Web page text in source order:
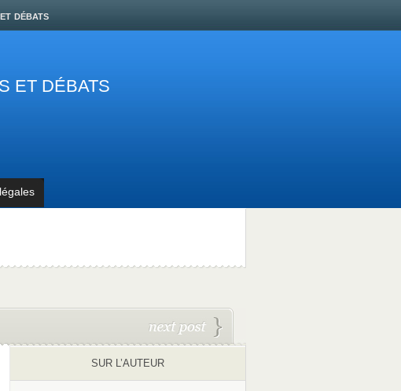
débats
ET DÉBATS
SUR L’AUTEUR